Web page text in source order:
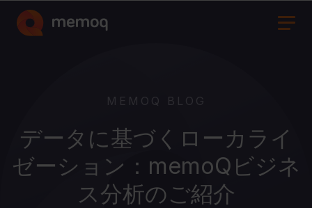
MEMOQ BLOG
データに基づくローカライ
ゼーション：memoQビジネ
ス分析のご紹介